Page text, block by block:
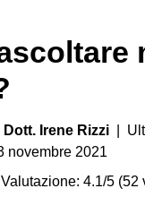
Irene Rizzi |
novembre 2021
Valutazione: 4.1/5 (52